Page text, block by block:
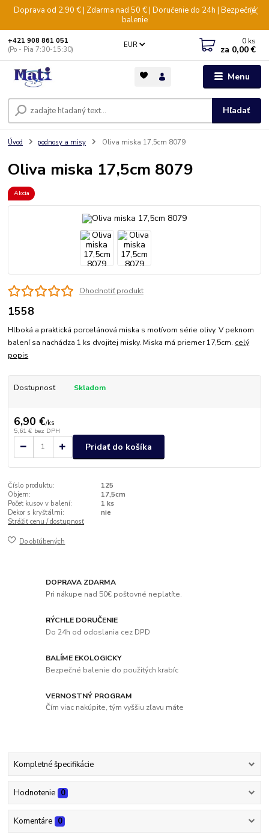
Doprava od 2,90 € | Zdarma nad 50 € | Doručenie do 24h | Bezpečné
balenie
Menu
EUR
Hľadať
+421 908 861 051
(Po - Pia 7:30-15:30)
0 ks
za 0,00 €
Úvod podnosy a misy Oliva miska 17,5cm 8079
Oliva miska 17,5cm 8079
Akcia
Ohodnotiť produkt
1558
Hlboká a praktická porcelánová miska s motívom série olivy. V peknom
balení sa nachádza 1 ks dvojitej misky. Miska má priemer 17,5cm. celý
popis
Dostupnosť Skladom
6,90 €/ks
5,61 € bez DPH
Pridať do košíka
Číslo produktu:
125
Objem:
17,5cm
Počet kusov v balení:
1 ks
Dekor s kryštálmi:
nie
Strážiť cenu / dostupnosť
Do obľúbených
DOPRAVA ZDARMA
Pri nákupe nad 50€ poštovné neplatíte.
RÝCHLE DORUČENIE
Do 24h od odoslania cez DPD
BALÍME EKOLOGICKY
Bezpečné balenie do použitých krabíc
VERNOSTNÝ PROGRAM
Čím viac nakúpite, tým vyššiu zľavu máte
Kompletné špecifikácie
Hodnotenie 0
Komentáre 0